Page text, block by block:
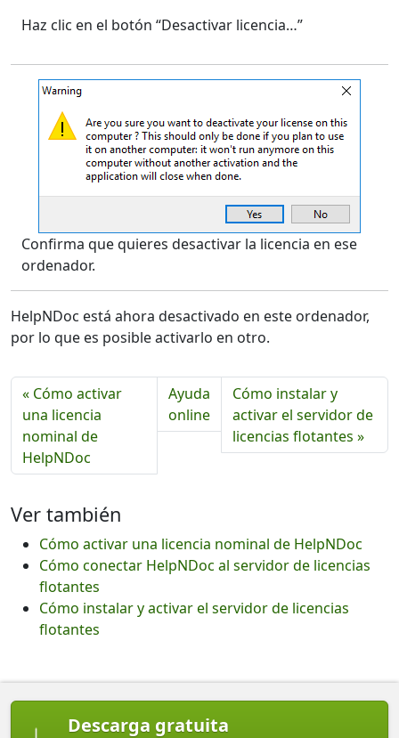
Haz clic en el botón “Desactivar licencia…”
Confirma que quieres desactivar la licencia en ese
ordenador.
HelpNDoc está ahora desactivado en este ordenador,
por lo que es posible activarlo en otro.
« Cómo activar
una licencia
nominal de
HelpNDoc
Ayuda
online
Cómo instalar y
activar el servidor de
licencias flotantes »
Ver también
Cómo activar una licencia nominal de HelpNDoc
Cómo conectar HelpNDoc al servidor de licencias
flotantes
Cómo instalar y activar el servidor de licencias
flotantes
Descarga gratuita